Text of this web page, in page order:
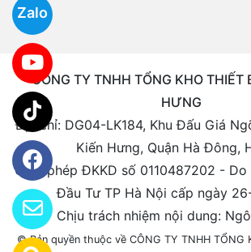
Zalo
CÔNG TY TNHH TỔNG KHO THIẾT
HƯNG
Địa chỉ: DG04-LK184, Khu Đấu Giá
Kiến Hưng, Quận Hà Đông,
Giấy phép ĐKKD số 0110487202 - Do
Đầu Tư TP Hà Nội cấp ngày
Chịu trách nhiệm nội dung:
© Bản quyền thuộc về CÔNG TY TNHH TỔNG